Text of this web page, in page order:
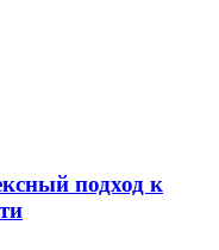
подход к